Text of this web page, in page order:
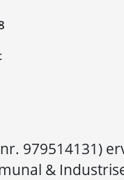
979514131)
&